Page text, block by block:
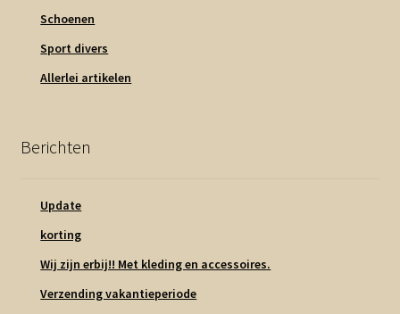
Schoenen
Sport divers
Allerlei artikelen
Berichten
Update
korting
Wij zijn erbij!! Met kleding en accessoires.
Verzending vakantieperiode